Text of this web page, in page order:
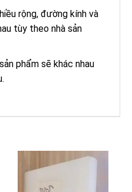
rộng, đường kính và
tùy theo nhà sản
phẩm sẽ khác nhau